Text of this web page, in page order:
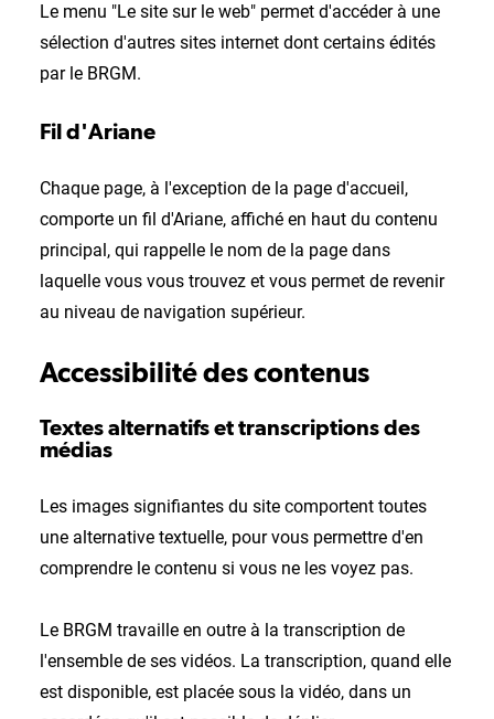
Le menu "Le site sur le web" permet d'accéder à une
sélection d'autres sites internet dont certains édités
par le BRGM.
Fil d'Ariane
Chaque page, à l'exception de la page d'accueil,
comporte un fil d'Ariane, affiché en haut du contenu
principal, qui rappelle le nom de la page dans
laquelle vous vous trouvez et vous permet de revenir
au niveau de navigation supérieur.
Accessibilité des contenus
Textes alternatifs et transcriptions des
médias
Les images signifiantes du site comportent toutes
une alternative textuelle, pour vous permettre d'en
comprendre le contenu si vous ne les voyez pas.
Le BRGM travaille en outre à la transcription de
l'ensemble de ses vidéos. La transcription, quand elle
est disponible, est placée sous la vidéo, dans un